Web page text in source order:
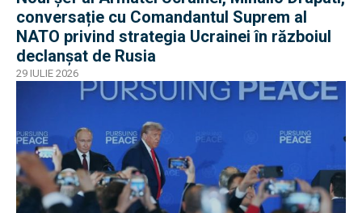
conversație cu Comandantul Suprem al
NATO privind strategia Ucrainei în războiul
declanșat de Rusia
29 IULIE 2026